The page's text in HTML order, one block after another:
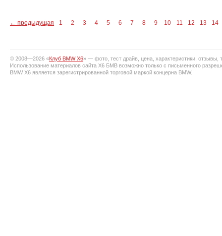
1 2 3 4 5 6 7 8 9 10 11 12 13 14
← предыдущая
© 2008—2026 «Клуб BMW X6» — фото, тест драйв, цена, характеристики, отзывы,
Использование материалов сайта X6 БМВ возможно только с письменного
BMW X6 является зарегистрированной торговой маркой концерна BMW.